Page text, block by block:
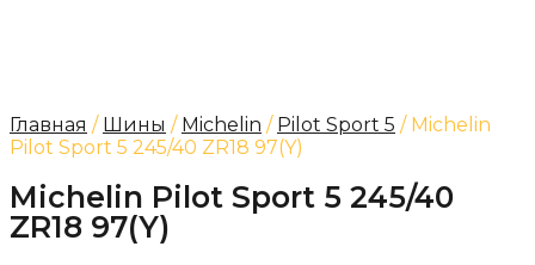
Главная / Шины / Michelin / Pilot Sport 5 / Michelin
Pilot Sport 5 245/40 ZR18 97(Y)
Michelin Pilot Sport 5 245/40
ZR18 97(Y)